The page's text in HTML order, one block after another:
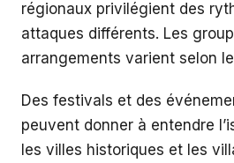
régionaux privilégient des
attaques différents. Les
arrangements varient selon
Des festivals et des
peuvent donner à entendre
les villes historiques et les